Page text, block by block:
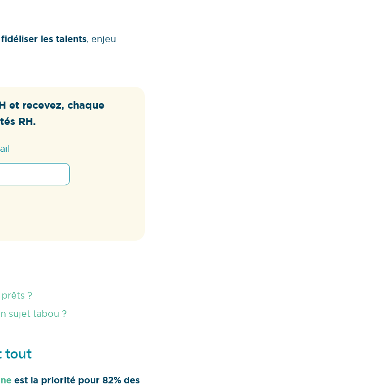
les talents, enjeu
et recevez, chaque
RH.
?
sujet tabou ?
tout
est la priorité pour 82% des